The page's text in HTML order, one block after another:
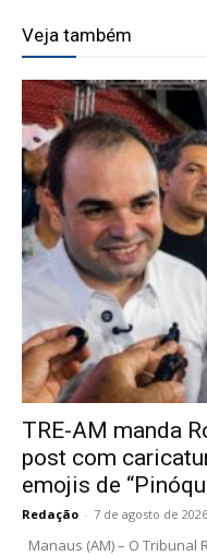
Veja também
TRE-AM manda
post com
emojis de
Redação - 7 de agosto de 2026
Manaus (AM) – O Tribunal